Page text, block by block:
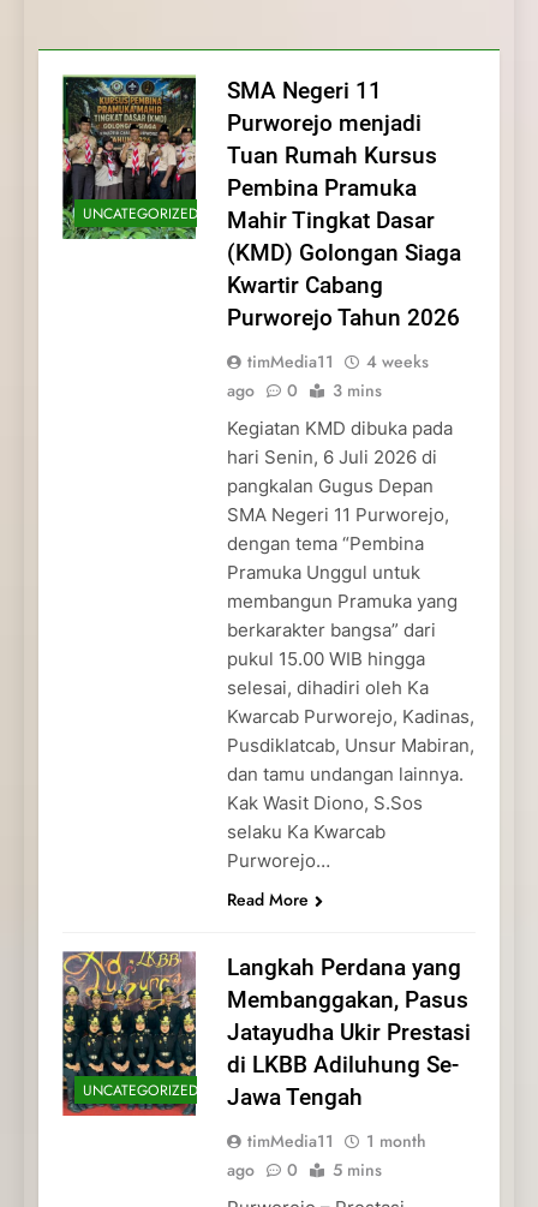
dan Pengabdian Generasi
Pramuka
Pramuka
Kepedulian
UNCATEGORIZED
SMA Negeri 11
Purworejo menjadi
Tuan Rumah Kursus
Pembina Pramuka
Mahir Tingkat Dasar
(KMD) Golongan Siaga
Kwartir Cabang
Purworejo Tahun 2026
timMedia11
4 weeks
ago
0 3 mins
Kegiatan KMD dibuka pada
hari Senin, 6 Juli 2026 di
pangkalan Gugus Depan
SMA Negeri 11 Purworejo,
dengan tema “Pembina
Pramuka Unggul untuk
membangun Pramuka yang
berkarakter bangsa” dari
pukul 15.00 WIB hingga
selesai, dihadiri oleh Ka
Kwarcab Purworejo, Kadinas,
Pusdiklatcab, Unsur Mabiran,
dan tamu undangan lainnya.
Kak Wasit Diono, S.Sos
selaku Ka Kwarcab
Purworejo…
Read More
UNCATEGORIZED
Langkah Perdana yang
Membanggakan, Pasus
Jatayudha Ukir Prestasi
di LKBB Adiluhung Se-
Jawa Tengah
timMedia11
1 month
ago
0 5 mins